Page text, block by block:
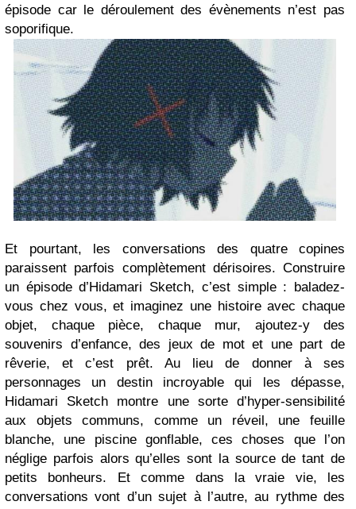
épisode car le déroulement des évènements n’est pas
soporifique.
Et pourtant, les conversations des quatre copines
paraissent parfois complètement dérisoires. Construire
un épisode d’Hidamari Sketch, c’est simple : baladez-
vous chez vous, et imaginez une histoire avec chaque
objet, chaque pièce, chaque mur, ajoutez-y des
souvenirs d’enfance, des jeux de mot et une part de
rêverie, et c’est prêt. Au lieu de donner à ses
personnages un destin incroyable qui les dépasse,
Hidamari Sketch montre une sorte d’hyper-sensibilité
aux objets communs, comme un réveil, une feuille
blanche, une piscine gonflable, ces choses que l’on
néglige parfois alors qu’elles sont la source de tant de
petits bonheurs. Et comme dans la vraie vie, les
conversations vont d’un sujet à l’autre, au rythme des